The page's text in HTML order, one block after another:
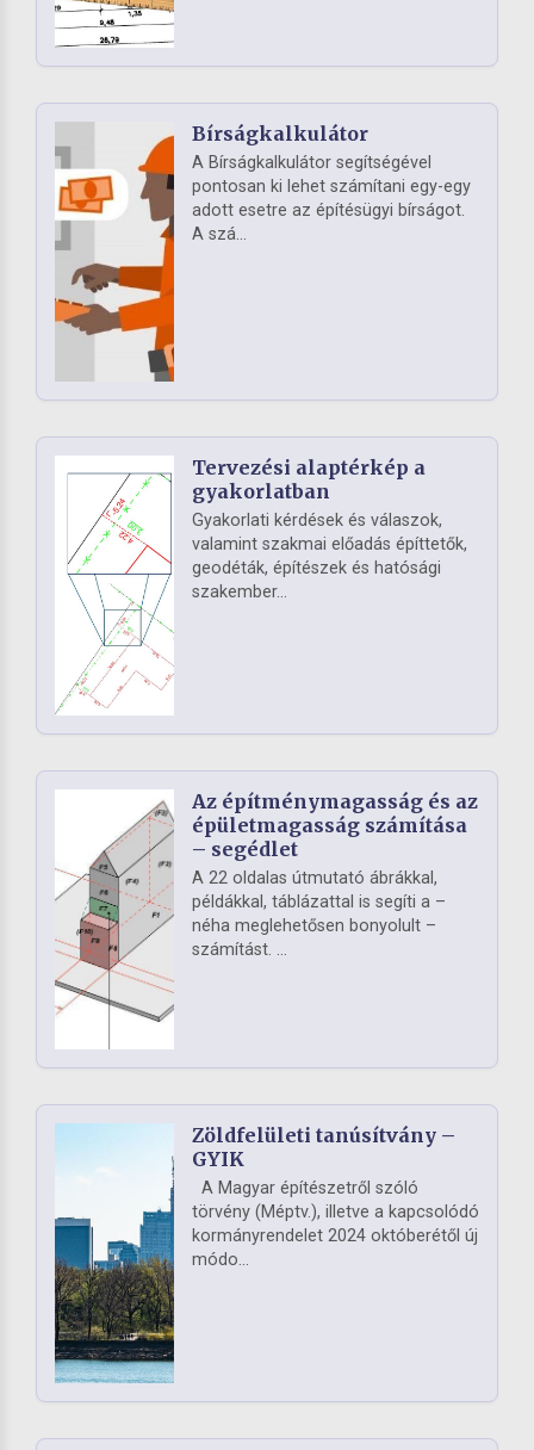
Bírságkalkulátor
A Bírságkalkulátor segítségével
pontosan ki lehet számítani egy-egy
adott esetre az építésügyi bírságot.
A szá...
Tervezési alaptérkép a
gyakorlatban
Gyakorlati kérdések és válaszok,
valamint szakmai előadás építtetők,
geodéták, építészek és hatósági
szakember...
Az építménymagasság és az
épületmagasság számítása
– segédlet
A 22 oldalas útmutató ábrákkal,
példákkal, táblázattal is segíti a –
néha meglehetősen bonyolult –
számítást. ...
Zöldfelületi tanúsítvány –
GYIK
A Magyar építészetről szóló
törvény (Méptv.), illetve a kapcsolódó
kormányrendelet 2024 októberétől új
módo...